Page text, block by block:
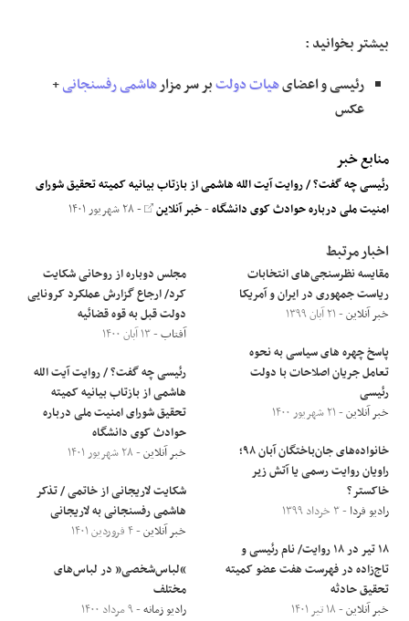
بیشتر بخوانید :
رئیسی و اعضایهیات دولتبر سر مزارهاشمی رفسنجانی+
عکس
منابع خبر
رئیسی چه گفت؟ / روایت آیت الله هاشمی از بازتاب بیانیه کمیته تحقیق شورای
امنیت ملی درباره حوادث کوی دانشگاه-خبر آنلاین - ۲۸ شهریور ۱۴۰۱
اخبار مرتبط
‌مقایسه نظرسنجی‌های انتخابات
ریاست جمهوری در ایران و آمریکا
خبر آنلاین- ۲۱ آبان ۱۳۹۹
پاسخ چهره های سیاسی به نحوه
تعامل جریان اصلاحات با دولت
رئیسی
خبر آنلاین- ۲۱ شهریور ۱۴۰۰
خانواده‌های جان‌باختگان آبان ۹۸؛
راویان روایت رسمی یا آتش زیر
خاکستر؟
رادیو فردا - ۳ خرداد ۱۳۹۹
۱۸ تیر در ۱۸ روایت/ نام رئیسی و
تاج‌زاده در فهرست هفت عضو کمیته
تحقیق حادثه
خبر آنلاین- ۱۸ تیر ۱۴۰۱
مجلس دوباره از روحانی شکایت
کرد/ ارجاع گزارش عملکرد کرونایی
دولت قبل به قوه قضائیه
آفتاب- ۱۳ آبان ۱۴۰۰
رئیسی چه گفت؟ / روایت آیت الله
هاشمی از بازتاب بیانیه کمیته
تحقیق شورای امنیت ملی درباره
حوادث کوی دانشگاه
خبر آنلاین- ۲۸ شهریور ۱۴۰۱
شکایت لاریجانی از خاتمی / تذکر
هاشمی رفسنجانی به لاریجانی
خبر آنلاین- ۴ فروردین ۱۴۰۱
“لباس‌شخصی” در لباس‌های
مختلف
رادیو زمانه- ۹ مرداد ۱۴۰۰